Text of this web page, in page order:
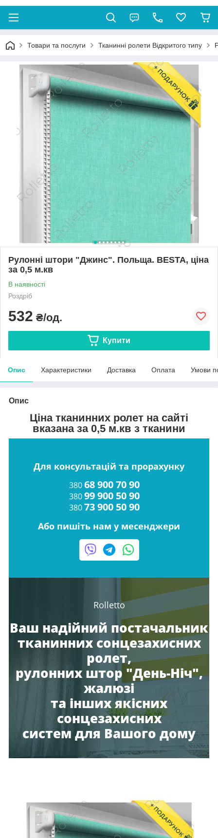
Товари та послуги Тканинні ролети Відкритого типу
Рулонні штори "Джинс". Польща. BESTA, ціна
за 0,5 м.кв
В наявності
Роздріб
532 ₴/од.
Купити
Опис Характеристики Доставка Оплата Умови
Опис
Ціна тканинних ролет на сайті
вказана за 0,5 м.кв з тканини
Для консультацій та прорахунку
38068 900 70 90
38099 900 50 90
38073 900 50 90
Або пишіть нам у месенджери
Rolletto
Ваш надійний постачальник
тканинних сонцезахисних
ролет,
рулонних штор "День-Ніч",
жалюзі
та інших якісних
сонцезахисних
систем для Вашого дому